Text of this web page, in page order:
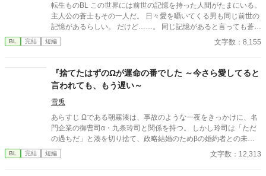
転生ものBL この世界には前世の記憶を持った人間がたまにいる。
主人公の蒼士もその一人だ。 日々愛を囁いてくる男も同じ前世の
記憶があるらしい。 だけど……。 同じ記憶があると言っても蒼士
の前世は悪役令嬢だった。 エブリスタにも同じ内容で掲載中で
す。
BL 完結 短編 文字数：8,155
『捨てたはずのΩが運命の番でした ～今さら愛してると
言われても、もう遅い～
雪兎
あらすじ Ωである朝霧湊は、事故のような一夜をきっかけに、名
門企業の御曹司α・九条玲司と関係を持つ。 しかし玲司は「ただ
の過ちだ」と湊を切り捨て、政略結婚のためβの婚約者との未来
を選んだ。 深く傷ついた湊は、彼の前から姿を消す。 数か月後―
―。 湊の身体は、これまで誰も知らなかった希少な『遅咲きΩ』
BL 完結 短編 文字数：12,313